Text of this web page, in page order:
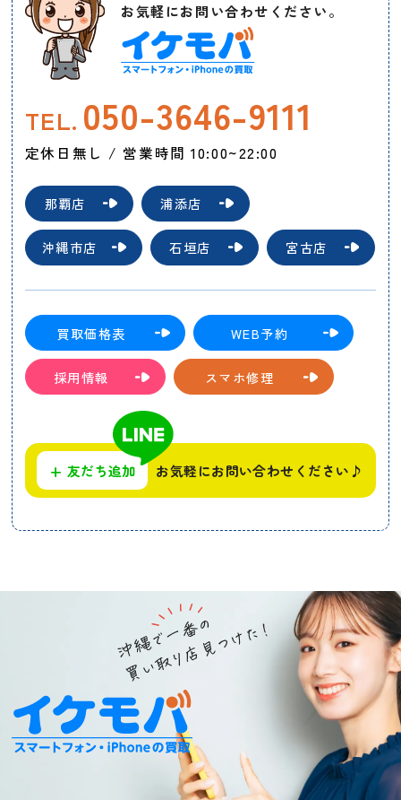
お気軽にお問い合わせください。
TEL. 050-3646-9111
定休日無し / 営業時間 10:00~22:00
那覇店 浦添店
沖縄市店 石垣店 宮古店
買取価格表 WEB予約
採用情報 スマホ修理
+ 友だち追加 お気軽にお問い合わせください♪